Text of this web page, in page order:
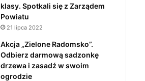
klasy. Spotkali się z Zarządem
Powiatu
21 lipca 2022
Akcja „Zielone Radomsko”.
Odbierz darmową sadzonkę
drzewa i zasadź w swoim
ogrodzie